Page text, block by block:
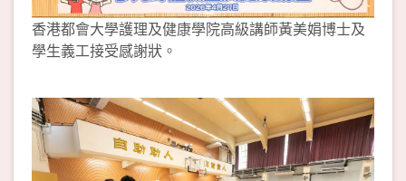
香港都會大學護理及健康學院高級講師黃美娟博士及
學生義工接受感謝狀。